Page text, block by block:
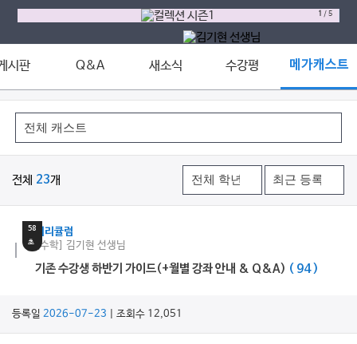
기 이벤트
1 /5
시판 Q&A 새소식 수강평 메가캐스트
전체 23개
58
초
커리큘럼
[수학] 김기현 선생님
기존 수강생 하반기 가이드(+월별 강좌 안내 & Q&A) ( 94 )
등록일 2026-07-23 | 조회수 12,051